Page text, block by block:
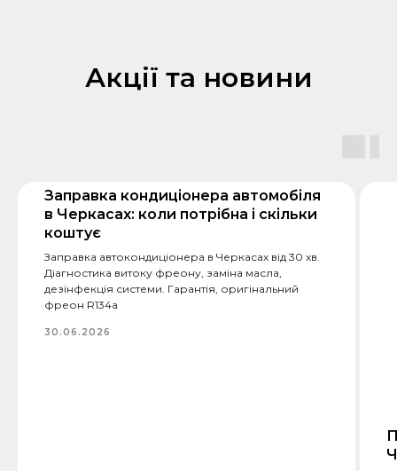
Акції та новини
Заправка кондиціонера автомобіля
в Черкасах: коли потрібна і скільки
коштує
Заправка автокондиціонера в Черкасах від 30 хв.
Діагностика витоку фреону, заміна масла,
дезінфекція системи. Гарантія, оригінальний
фреон R134a
30.06.2026